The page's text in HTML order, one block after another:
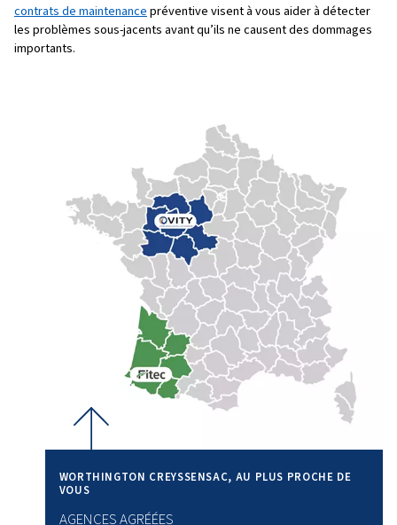
Bruit excessif
Le bruit excessif peut être réduit en
essentielle pour résoudre ce type de problème.
Dépannage des fusibles grillés
Si les fusibles d’un compresseur d’air sautent à
vous devrezvérifier l’absence de défauts
le câblage et vousassurer que l’alimentation
Correction des erreurs de
Afin de résoudre les problèmes de démarrage, il est
diagnostiquer les problèmes du moteur, les
d’alimentation en puissance ou les
l’extrémité pneumatique, afin de pouvoir ensuite les
correctement.
Localisation et réparation des